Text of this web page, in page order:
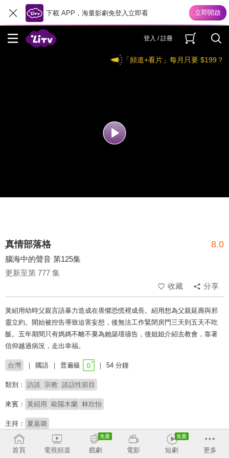
下載 APP，海量影劇免登入立即看
登入 / 註冊
「頻道+看片」每月只要 $199？
真情部落格 8.0
腦海中的聲音 第125集
更新至第 777 集
收藏
分享
黃紹用幼時父親言語暴力造成在畏懼恐慌裡成長。紹用想為父親延壽與邪
靈立約。開始被控告導致迫害妄想，後無法工作緊閉房門三天到五天不吃
飯。五年期間只有媽媽不離不棄為她築壇禱告，後姐姐介紹去教會，靠著
信仰越過病況，走出幸福。
台灣 國語 普遍級 54 分鐘
類別： 訪談 宗教 談話性節目
來賓： 黃紹用 歐陽木蘭 林欣怡
主持： 夏嘉璐
講員：
首頁
電視頻道 戲劇 電影 短劇 更多